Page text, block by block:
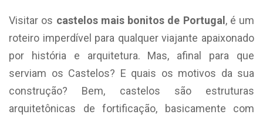
Visitar os castelos mais bonitos de Portugal , é um
roteiro imperdível para qualquer viajante apaixonado
por história e arquitetura. Mas, afinal para que
serviam os Castelos? E quais os motivos da sua
construção? Bem, castelos são estruturas
arquitetônicas de fortificação, basicamente com